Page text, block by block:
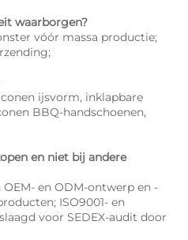
waarborgen?
vóór massa productie;
ijsvorm, inklapbare
BBQ-handschoenen,
en niet bij andere
en ODM-ontwerp en -
ISO9001- en
voor SEDEX-audit door